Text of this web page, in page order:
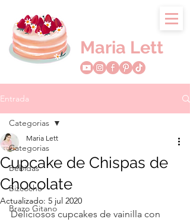
Maria Lett
Entrada
Categorias
Bebidas
Bizcocho
Brazo Gitano
Categorias
Cupcake de Chispas de
Chocolate
Maria Lett
Actualizado: 5 jul 2020
Deliciosos cupcakes de vainilla con